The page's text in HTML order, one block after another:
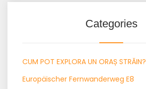
Categories
CUM POT EXPLORA UN ORAȘ STRĂIN?
Europäischer Fernwanderweg E8